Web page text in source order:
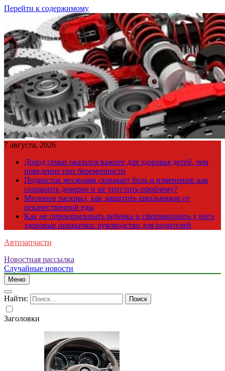
Перейти к содержимому
7 августа, 2026
Доход семьи оказался важнее для здоровья детей, чем
поведение при беременности
Подросток месяцами скрывает боль и изменения: как
сохранить доверие и не упустить проблему?
Милонов раскрыл, как защитить школьников от
некачественной еды
Как не перекармливать ребенка и сформировать у него
здоровые привычки: руководство для родителей
Автозапчасти
Новостная рассылка
Случайные новости
Меню
Найти:
Заголовки